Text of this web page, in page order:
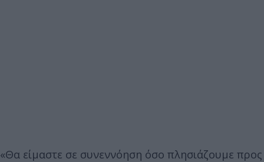
«Θα είμαστε σε συνεννόηση όσο πλησιάζουμε προς